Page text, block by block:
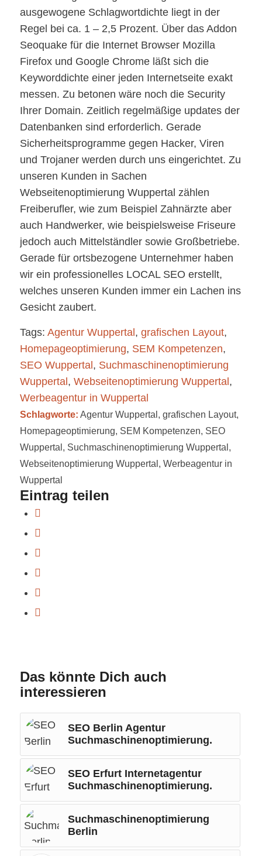
ausgewogene Schlagwortdichte liegt in der
Regel bei ca. 1 – 2,5 Prozent. Über das Addon
Seoquake für die Internet Browser Mozilla
Firefox und Google Chrome läßt sich die
Keyworddichte einer jeden Internetseite exakt
messen. Zu betonen wäre noch die Security
Ihrer Domain. Zeitlich regelmäßige updates der
Datenbanken sind erforderlich. Gerade
Sicherheitsprogramme gegen Hacker, Viren
und Trojaner werden durch uns eingerichtet. Zu
unseren Kunden in Sachen
Webseitenoptimierung Wuppertal zählen
Freiberufler, wie zum Beispiel Zahnärzte aber
auch Handwerker, wie beispielsweise Friseure
jedoch auch Mittelständler sowie Großbetriebe.
Gerade für ortsbezogene Unternehmer haben
wir ein professionelles LOCAL SEO erstellt,
welches unseren Kunden immer ein Lachen ins
Gesicht zaubert.
Tags: Agentur Wuppertal , grafischen Layout,
Homepageoptimierung, SEM Kompetenzen,
SEO Wuppertal , Suchmaschinenoptimierung
Wuppertal , Webseitenoptimierung Wuppertal ,
Werbeagentur in Wuppertal
Schlagworte: Agentur Wuppertal , grafischen Layout,
Homepageoptimierung, SEM Kompetenzen, SEO
Wuppertal , Suchmaschinenoptimierung Wuppertal ,
Webseitenoptimierung Wuppertal , Werbeagentur in
Wuppertal
Eintrag teilen
Das könnte Dich auch
interessieren
SEO Berlin Agentur
Suchmaschinenoptimierung.
SEO Erfurt Internetagentur
Suchmaschinenoptimierung.
Suchmaschinenoptimierung
Berlin